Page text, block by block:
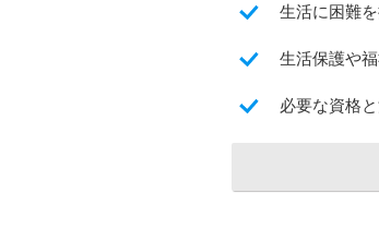
生活に困難
生活保護や
必要な資格